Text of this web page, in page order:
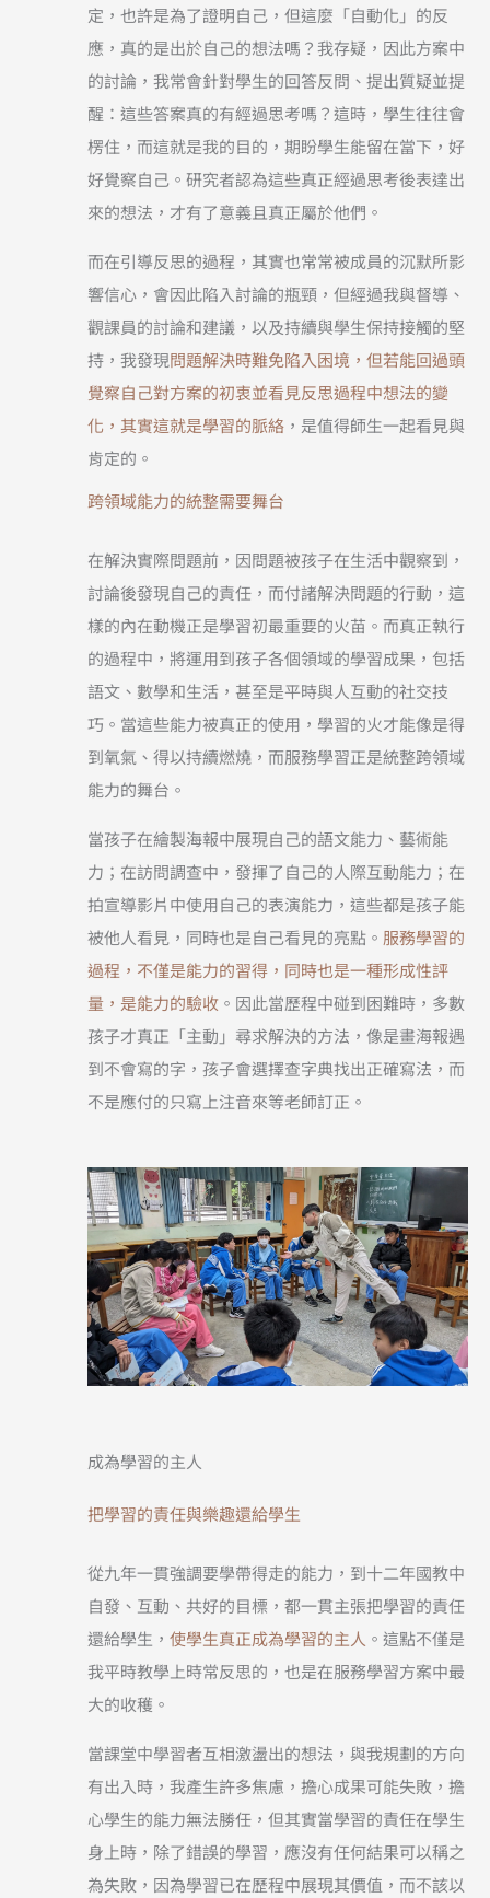
定，也許是為了證明自己，但這麼「自動化」的反
應，真的是出於自己的想法嗎？我存疑，因此方案中
的討論，我常會針對學生的回答反問、提出質疑並提
醒：這些答案真的有經過思考嗎？這時，學生往往會
楞住，而這就是我的目的，期盼學生能留在當下，好
好覺察自己。研究者認為這些真正經過思考後表達出
來的想法，才有了意義且真正屬於他們。
而在引導反思的過程，其實也常常被成員的沉默所影
響信心，會因此陷入討論的瓶頸，但經過我與督導、
觀課員的討論和建議，以及持續與學生保持接觸的堅
持，我發現問題解決時難免陷入困境，但若能回過頭
覺察自己對方案的初衷並看見反思過程中想法的變
化，其實這就是學習的脈絡 ，是值得師生一起看見與
肯定的。
跨領域能力的統整需要舞台
在解決實際問題前，因問題被孩子在生活中觀察到，
討論後發現自己的責任，而付諸解決問題的行動，這
樣的內在動機正是學習初最重要的火苗。而真正執行
的過程中，將運用到孩子各個領域的學習成果，包括
語文、數學和生活，甚至是平時與人互動的社交技
巧。當這些能力被真正的使用，學習的火才能像是得
到氧氣、得以持續燃燒，而服務學習正是統整跨領域
能力的舞台。
當孩子在繪製海報中展現自己的語文能力、藝術能
力；在訪問調查中，發揮了自己的人際互動能力；在
拍宣導影片中使用自己的表演能力，這些都是孩子能
被他人看見，同時也是自己看見的亮點。 服務學習的
過程，不僅是能力的習得，同時也是一種形成性評
量，是能力的驗收 。因此當歷程中碰到困難時，多數
孩子才真正「主動」尋求解決的方法，像是畫海報遇
到不會寫的字，孩子會選擇查字典找出正確寫法，而
不是應付的只寫上注音來等老師訂正。
成為學習的主人
把學習的責任與樂趣還給學生
從九年一貫強調要學帶得走的能力，到十二年國教中
自發、互動、共好的目標，都一貫主張把學習的責任
還給學生， 使學生真正成為學習的主人 。這點不僅是
我平時教學上時常反思的，也是在服務學習方案中最
大的收穫。
當課堂中學習者互相激盪出的想法，與我規劃的方向
有出入時，我產生許多焦慮，擔心成果可能失敗，擔
心學生的能力無法勝任，但其實當學習的責任在學生
身上時，除了錯誤的學習，應沒有任何結果可以稱之
為失敗，因為學習已在歷程中展現其價值，而不該以